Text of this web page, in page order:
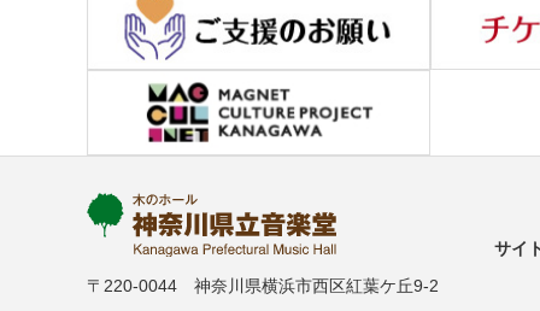
〒220-0044 神奈川県横浜市西区紅葉ケ丘9-2
サイ